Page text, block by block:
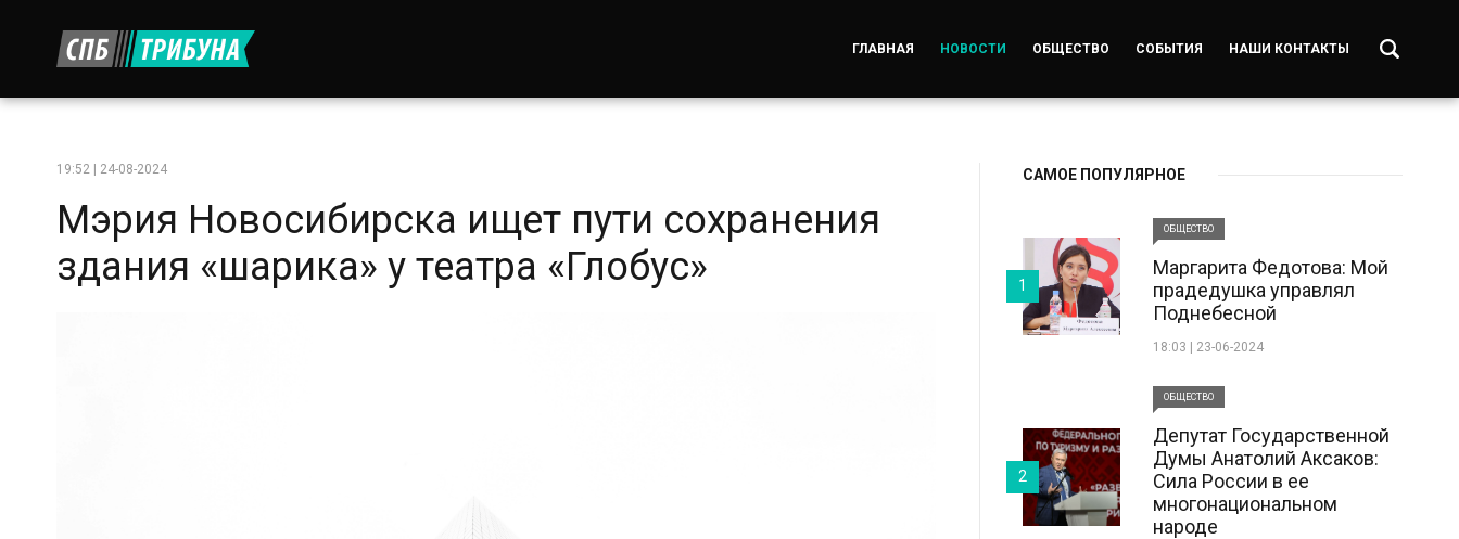
ГЛАВНАЯ НОВОСТИ ОБЩЕСТВО СОБЫТИЯ НАШИ КОНТАКТЫ
19:52 | 24-08-2024
Мэрия Новосибирска ищет пути сохранения
здания «шарика» у театра «Глобус»
САМОЕ ПОПУЛЯРНОЕ
ОБЩЕСТВО
Маргарита Федотова: Мой
прадедушка управлял
Поднебесной
18:03 | 23-06-2024
1
ОБЩЕСТВО
Депутат Государственной
Думы Анатолий Аксаков:
Сила России в ее
многонациональном
народе
2